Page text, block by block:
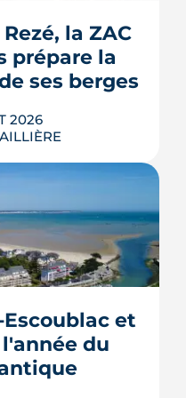
eau
au bois
la ZAC
prépare la
ses berges
2026
Les Isles
neufs entre
% attribués au
et
du